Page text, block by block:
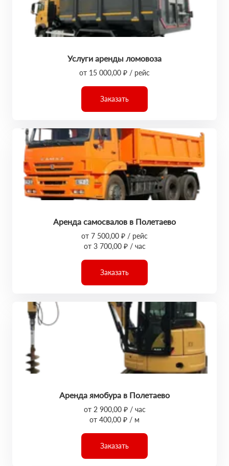
Услуги аренды ломовоза
от 15 000,00 ₽ / рейс
Заказать
Аренда самосвалов в Полетаево
от 7 500,00 ₽ / рейс
от 3 700,00 ₽ / час
Заказать
Аренда ямобура в Полетаево
от 2 900,00 ₽ / час
от 400,00 ₽ / м
Заказать